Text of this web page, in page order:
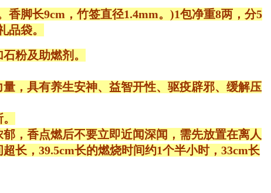
脚长9cm，竹签直径1.4mm。)1包净重8两，分5
品袋。
粉及助燃剂。
，具有养生安神、益智开性、驱疫辟邪、缓解压
，香点燃后不要立即近闻深闻，需先放置在离人
长，39.5cm长的燃烧时间约1个半小时，33cm长